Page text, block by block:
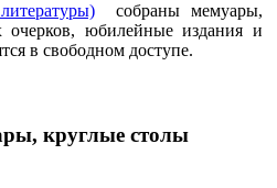
собраны мемуары,
очерков, юбилейные издания и
в свободном доступе.
круглые столы